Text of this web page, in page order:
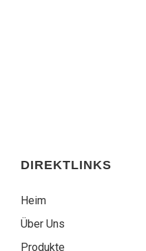
DIREKTLINKS
Heim
Über Uns
Produkte